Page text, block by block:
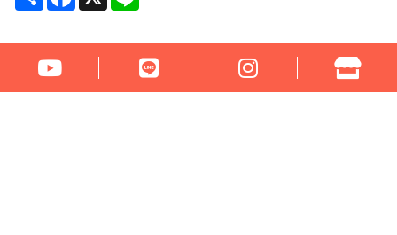
* 此網頁為非VIP會員瀏覽介面，『VIP會員』請登入帳號密碼即可瀏
覽產品資訊及線上購物 *貴賓如需申請網站VIP會員，請點選「VIP
會員申請說明」，我們的連絡信箱是fahdal@fahdal.com.tw